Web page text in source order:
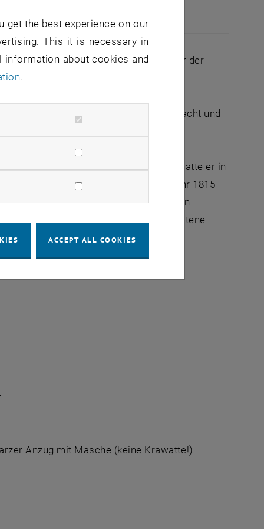
Balls. So vielfältig wie die Architektur der
Gäste aus Wissenschaft,
"Ich freue mich auf eine schöne Ballnacht und
Tradition des Balls. Seine Anfänge hatte er in
(der heutigen TU Wien) im Jahr 1815
Zweck: Der TU-Ball unterstützt den
Unterstützungen an in Not geratene
Anzug mit Masche (keine Krawatte!)
get the best experience on our
This it is necessary in
about cookies and
.
ACCEPT ALL COOKIES